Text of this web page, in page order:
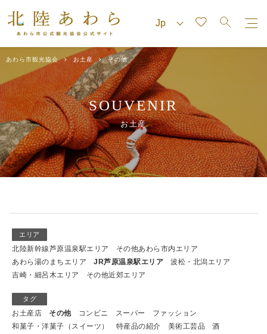
あわら市観光協会 お土産 その他
SOUVENIR
お土産
エリア
北陸新幹線芦原温泉駅エリア
その他あわら市内エリア
あわら湯のまちエリア
JR芦原温泉駅エリア
波松・北潟エリア
吉崎・細呂木エリア
その他近郊エリア
タグ
お土産店 その他 コンビニ スーパー
ファッション
和菓子・洋菓子（スイーツ）
特産品の紹介 美術工芸品
酒